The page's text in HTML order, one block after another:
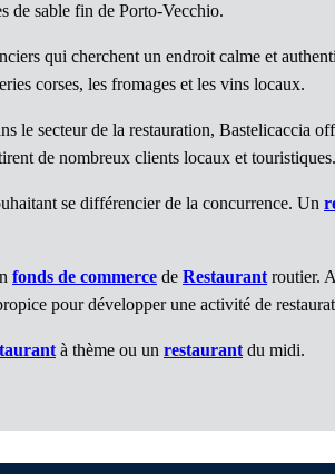
de sable fin de Porto-Vecchio.
qui cherchent un endroit calme et
corses, les fromages et les vins locaux.
le secteur de la restauration, Bastelicaccia
de nombreux clients locaux et touristiques.
se différencier de la concurrence. Un
fonds de commerce de Restaurant routier.
pour développer une activité de
à thème ou un restaurant du midi.